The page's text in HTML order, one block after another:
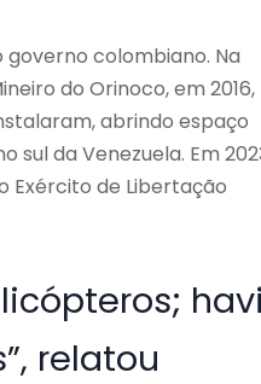
governo colombiano. Na
do Orinoco, em 2016,
abrindo espaço
da Venezuela. Em
Exército de Libertação
relatou